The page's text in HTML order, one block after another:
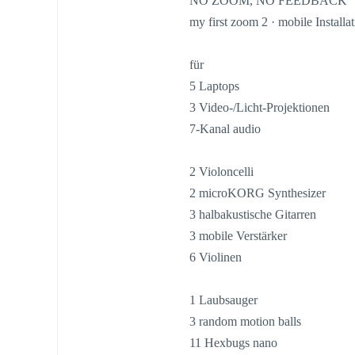
my first zoom 2 · mobile
für
5 Laptops
3 Video-/Licht-Projektionen
7-Kanal audio
2 Violoncelli
2 microKORG Synthesizer
3 halbakustische Gitarren
3 mobile Verstärker
6 Violinen
1 Laubsauger
3 random motion balls
11 Hexbugs nano